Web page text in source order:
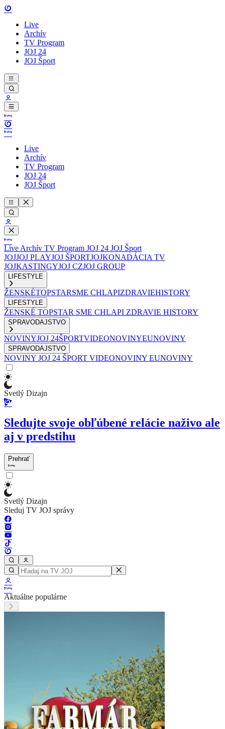
Live
Archív
TV Program
JOJ 24
JOJ Šport
Live
Archív
TV Program
JOJ 24
JOJ Šport
Live Archív TV Program JOJ 24 JOJ Šport
JOJJOJ PLAYJOJ ŠPORTJOJKONADÁCIA TV
JOJKASTINGYJOJ CZJOJ GROUP
LIFESTYLE
ŽENSKÉTOPSTARSME CHLAPIZDRAVIEHISTORY
LIFESTYLE
ŽENSKÉ TOPSTAR SME CHLAPI ZDRAVIE HISTORY
SPRAVODAJSTVO
NOVINYJOJ 24ŠPORTVIDEONOVINYEUNOVINY
SPRAVODAJSTVO
NOVINY JOJ 24 ŠPORT VIDEONOVINY EUNOVINY
Svetlý Dizajn
Sledujte svoje obľúbené relácie naživo ale
aj v predstihu
Prehrať
Svetlý Dizajn
Sleduj TV JOJ správy
Aktuálne populárne